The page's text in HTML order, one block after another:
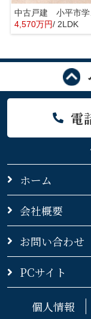
中古戸
4,570万円/ 2LDK
電
ホーム
会社概要
お問い合わせ
PCサイト
個人情報